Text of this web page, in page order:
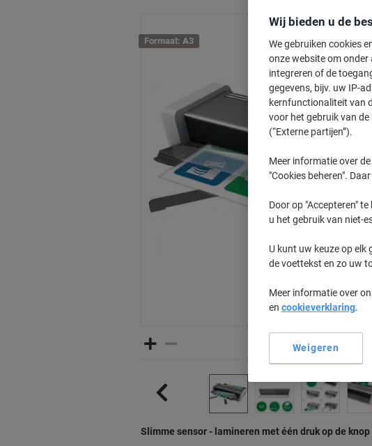
Formaat: A3
Slimme sensor - lamineren met één druk op de knop
Wij bieden u de
We gebruiken cookies
onze website om onder
integreren of de
gegevens, bijv. uw IP-
kernfunctionaliteit van
voor het gebruik van
(“Externe partijen”).
Meer informatie over
"Cookies beheren".
Door op "Accepteren"
u het gebruik van niet-
U kunt uw keuze op elk
de voettekst en zo uw
Meer informatie over
en cookieverklaring.
Weigeren